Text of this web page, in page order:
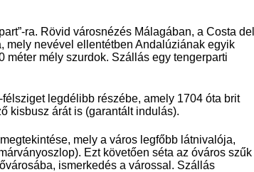
ra. Rövid városnézés Málagában, a Costa del
mely nevével ellentétben Andalúziának egyik
méter mély szurdok. Szállás egy tengerparti
legdélibb részébe, amely 1704 óta brit
kisbusz árát is (garantált indulás).
mely a város legfőbb látnivalója,
Ezt követően séta az óváros szűk
ismerkedés a várossal. Szállás